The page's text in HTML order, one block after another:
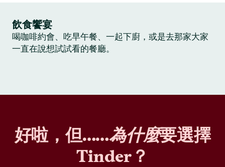
飲食饗宴
喝咖啡約會、吃早午餐、一起下廚，或是去那家大家
一直在說想試試看的餐廳。
好啦，但……為什麼要選擇
Tinder？